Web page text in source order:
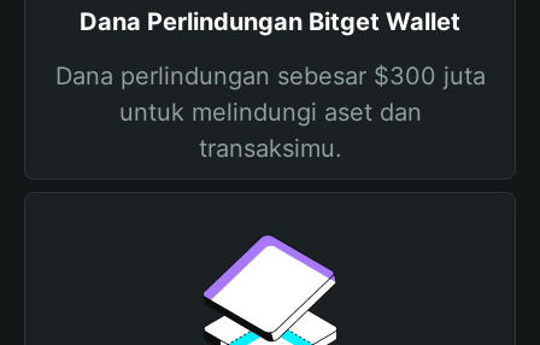
Dana Perlindungan Bitget Wallet
Dana perlindungan sebesar $300 juta
untuk melindungi aset dan
transaksimu.